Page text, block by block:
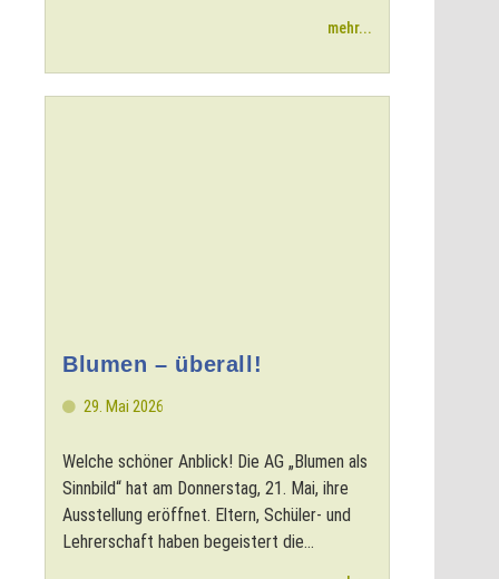
mehr...
Blumen – überall!
29. Mai 2026
Welche schöner Anblick! Die AG „Blumen als
Sinnbild“ hat am Donnerstag, 21. Mai, ihre
Ausstellung eröffnet. Eltern, Schüler- und
Lehrerschaft haben begeistert die...